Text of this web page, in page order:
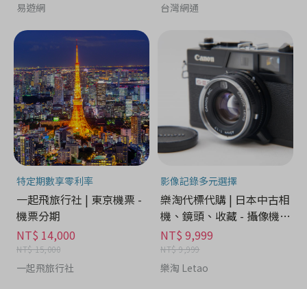
易遊網 台灣網通
特定期數享零利率
一起飛旅行社 | 東京機票 -
機票分期
NT$ 14,000
NT$ 15,000
一起飛旅行社
影像記錄多元選擇
樂淘代標代購 | 日本中古相
機、鏡頭、收藏 - 攝像機分
期
NT$ 9,999
NT$ 9,999
樂淘 Letao